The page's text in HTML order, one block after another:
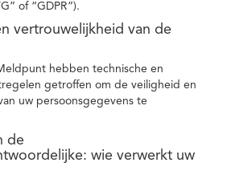
of “GDPR”).
vertrouwelijkheid van de
hebben technische en
getroffen om de veiligheid en
uw persoonsgegevens te
de
wie verwerkt uw